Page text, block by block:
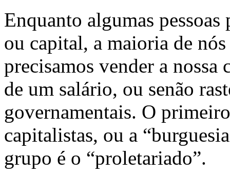
Enquanto algumas
ou capital, a maioria de
precisamos vender a nossa
de um salário, ou senão
governamentais. O
capitalistas, ou a
grupo é o “proletariado”.